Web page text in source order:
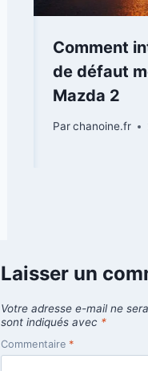
Comment
de défaut
Mazda 2
Parchanoine.fr
Laisser un
Votre adresse e-mail ne
sont indiqués avec *
Commentaire *